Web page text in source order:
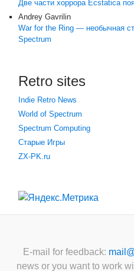
Две части хоррора Ecstatica
Andrey Gavrilin
War for the Ring — необычная
Spectrum
Retro sites
Indie Retro News
World of Spectrum
Spectrum Computing
Старые Игры
ZX-PK.ru
E-mail for feedback:
news or you want to work